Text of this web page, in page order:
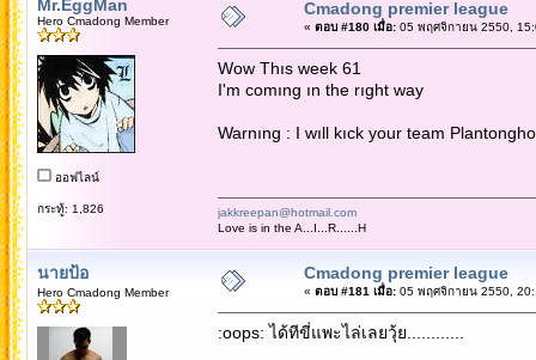
Mr.EggMan
Hero Cmadong Member
ออฟไลน์
กระทู้: 1,826
Cmadong premier league
« ตอบ #180 เมื่อ:05 พฤศจิกายน 2550,
Wow Thıs week 61
I'm comıng ın the rıght way
Warnıng : I wıll kıck your team
jakkreepan@hotmail.com
Love is in the A...I...R......H
นายป้อ
Hero Cmadong Member
Cmadong premier league
« ตอบ #181 เมื่อ:05 พฤศจิกายน 2550,
:oops: ได้ทีขี่แพะไล่เลยวุ้ย............